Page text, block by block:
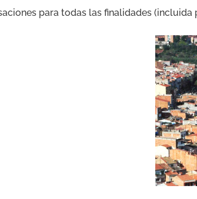
para todas las finalidades